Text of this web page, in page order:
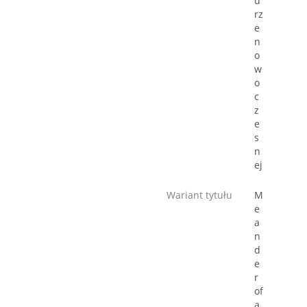
rz
e
n
o
w
o
c
z
e
s
n
ej
Wariant tytułu
M
e
a
n
d
e
r
of